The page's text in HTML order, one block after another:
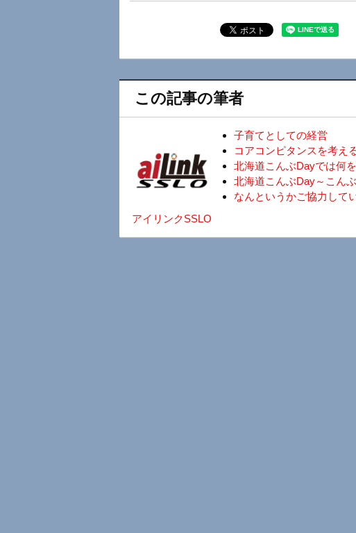
この記事の筆者
アイリンクSSLO
子育てとしての経営
コアコンピタンスを考え
北海道こんぶDayでは何を
北海道こんぶDay～こん
なんというかご協力して